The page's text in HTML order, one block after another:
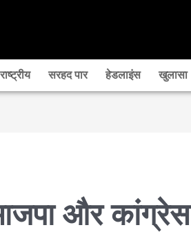
राष्‍ट्रीय सरहद पार हेडलाइंस खुलासा
और कांग्रेस